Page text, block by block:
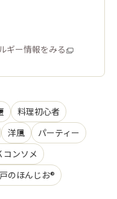
ギー情報をみる
料理初心者
洋風
パーティー
コンソメ
のほんじお®